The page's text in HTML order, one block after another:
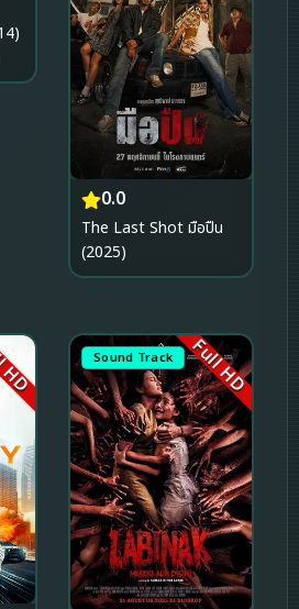
0.0
The Last Shot มือปืน
(2025)
Sound Track Full HD